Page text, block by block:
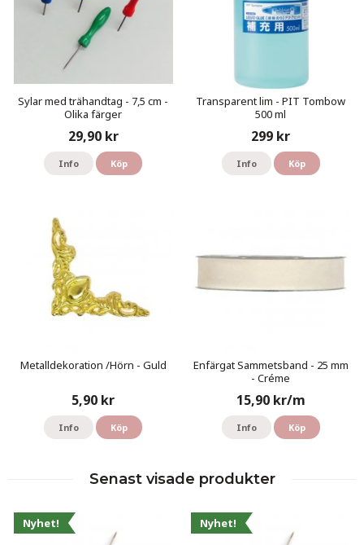
Sylar med trähandtag - 7,5 cm -
Olika färger
29,90 kr
Info Köp
Transparent lim - PIT Tombow
500 ml
299 kr
Info Köp
Metalldekoration /Hörn - Guld
5,90 kr
Info Köp
Enfärgat Sammetsband - 25 mm
- Créme
15,90 kr/m
Info Köp
Senast visade produkter
Nyhet! Nyhet!